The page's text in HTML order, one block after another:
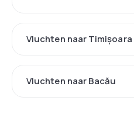
Vluchten naar Timișoara
Vluchten naar Bacău